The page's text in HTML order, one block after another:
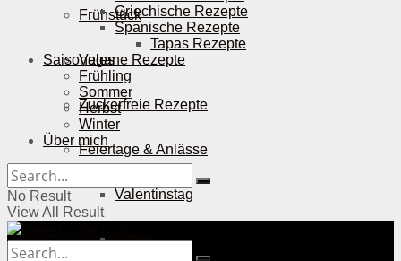
Frühstück
Vegane Rezepte
Zuckerfreie Rezepte
Feiertage & Anlässe
Valentinstag
Ostern
Griechische Rezepte
Spanische Rezepte
Tapas Rezepte
Saisonales
Frühling
Sommer
Herbst
Winter
Über mich
No Result
View All Result